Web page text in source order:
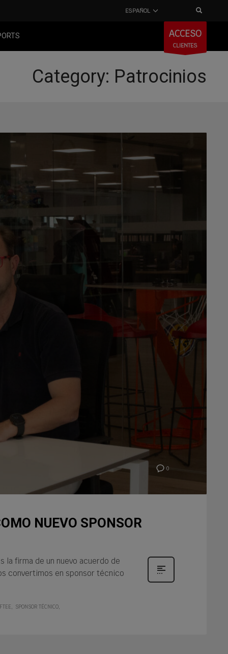
ESPAÑOL
ACCESO
CLIENTES
Category: Patrocinios
0
NUEVO SPONSOR
la firma de un nuevo acuerdo de
convertimos en sponsor técnico
SPONSOR TÉCNICO